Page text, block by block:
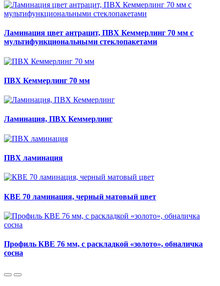
Ламинация цвет антрацит, ПВХ Кеммерлинг 70 мм с
мультифункциональными стеклопакетами
ПВХ Кеммерлинг 70 мм
Ламинация, ПВХ Кеммерлинг
ПВХ ламинация
КВЕ 70 ламинация, черный матовый цвет
Профиль КВЕ 76 мм, с раскладкой «золото», обналичка
сосна